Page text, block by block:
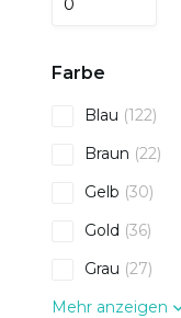
Farbe
Blau (122)
Braun (22)
Gelb (30)
Gold (36)
Grau (27)
Mehr anzeigen